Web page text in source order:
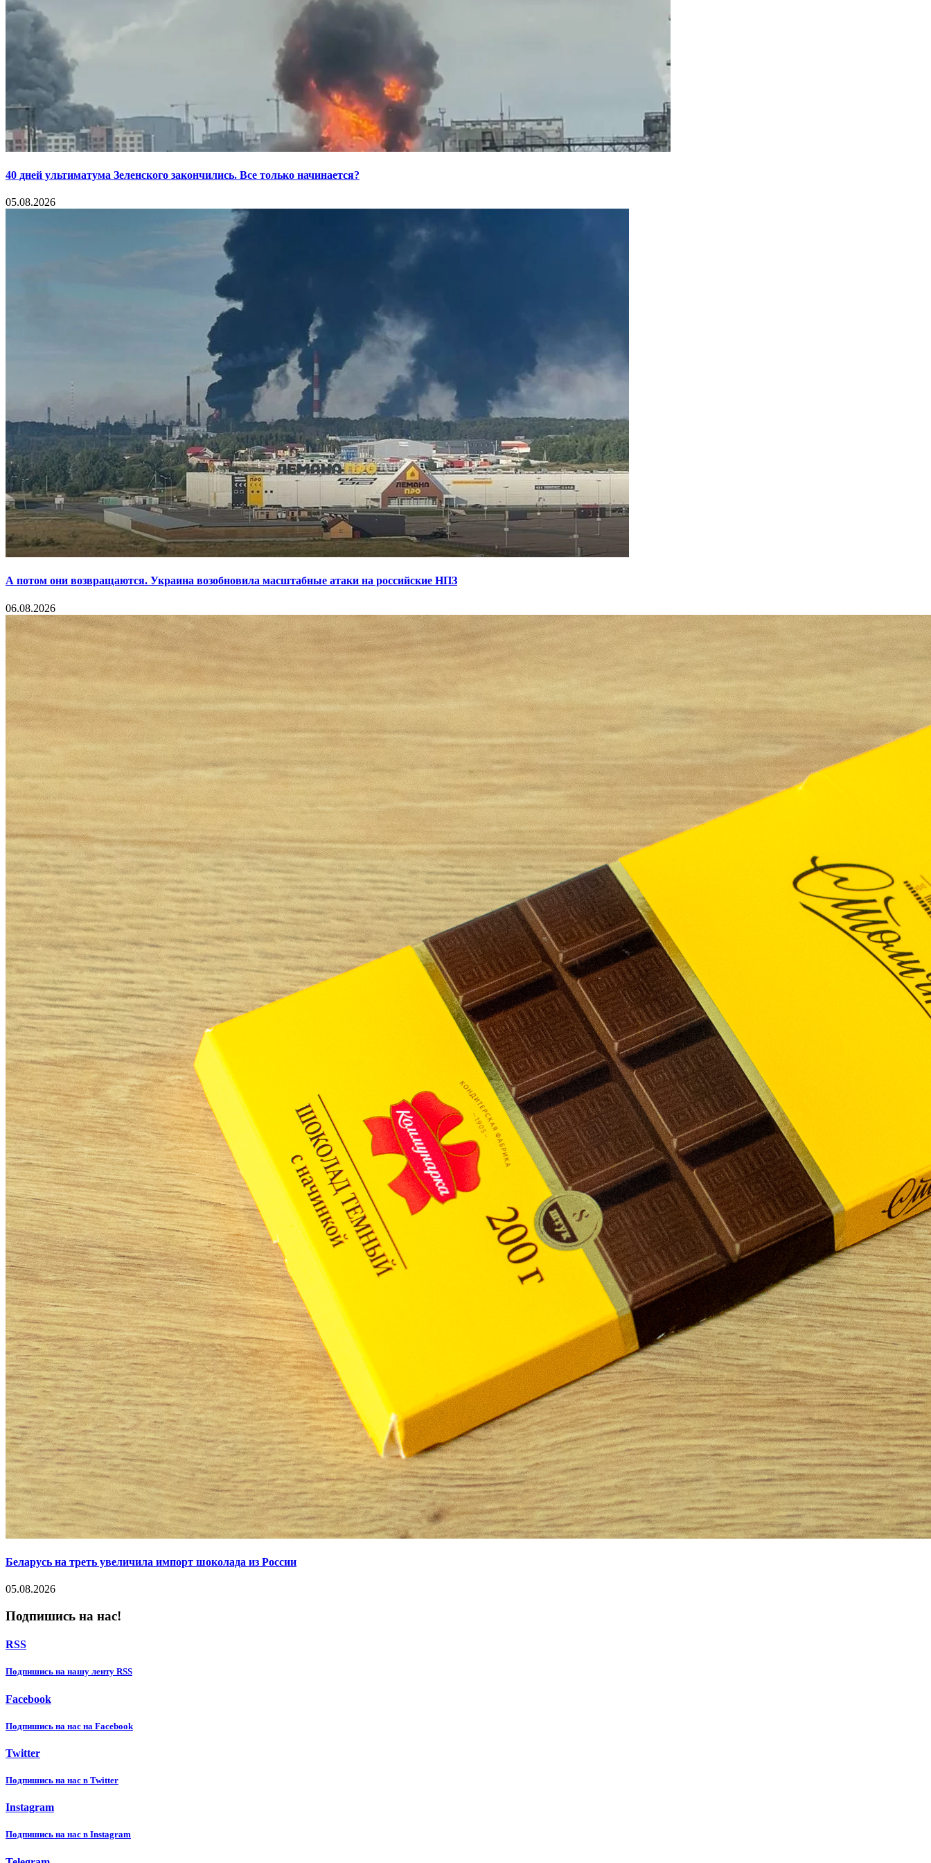
40 дней ультиматума Зеленского закончились. Все только начинается?
05.08.2026
А потом они возвращаются. Украина возобновила масштабные атаки на российские НПЗ
06.08.2026
Беларусь на треть увеличила импорт шоколада из России
05.08.2026
Подпишись на нас!
RSS
Подпишиcь на нашу ленту RSS
Facebook
Подпишиcь на нас на Facebook
Twitter
Подпишиcь на нас в Twitter
Instagram
Подпишиcь на нас в Instagram